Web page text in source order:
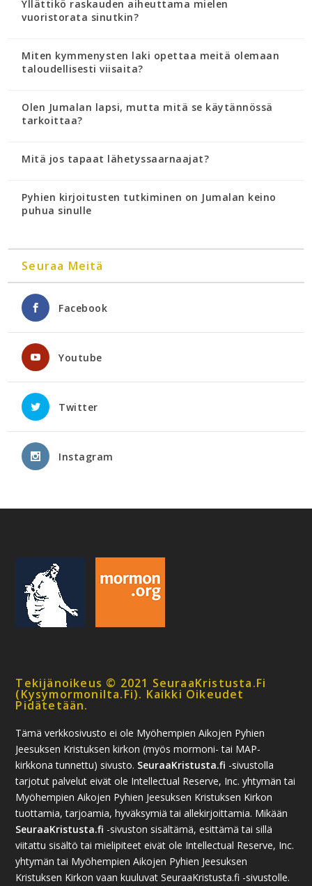
Yllättikö raskauden aiheuttama mielen
vuoristorata sinutkin?
Miten kymmenysten laki opettaa meitä olemaan
taloudellisesti viisaita?
Olen Jumalan lapsi, mutta mitä se käytännössä
tarkoittaa?
Mitä jos tapaat lähetyssaarnaajat?
Pyhien kirjoitusten tutkiminen on Jumalan keino
puhua sinulle
Seuraa Meitä
Facebook
Youtube
Twitter
Instagram
Tekijänoikeus © 2021 SeuraaKristusta.fi
(kysymormonilta.fi). Kaikki Oikeudet
Pidätetään.
Tämä verkkosivusto ei ole Myöhempien Aikojen Pyhien
Jeesuksen Kristuksen kirkon (myös mormoni- tai MAP-
kirkkona tunnettu) sivusto. SeuraaKristusta.fi -sivustolla
tarjotut palvelut eivät ole Intellectual Reserve, Inc. yhtymän tai
Myöhempien Aikojen Pyhien Jeesuksen Kristuksen Kirkon
tuottamia, tarjoamia, hyväksymiä tai allekirjoittamia. Mikään
SeuraaKristusta.fi -sivuston sisältämä, esittämä tai sillä
viitattu sisältö tai mielipiteet eivät ole Intellectual Reserve, Inc.
yhtymän tai Myöhempien Aikojen Pyhien Jeesuksen
Kristuksen Kirkon vaan kuuluvat SeuraaKristusta.fi -sivustolle.